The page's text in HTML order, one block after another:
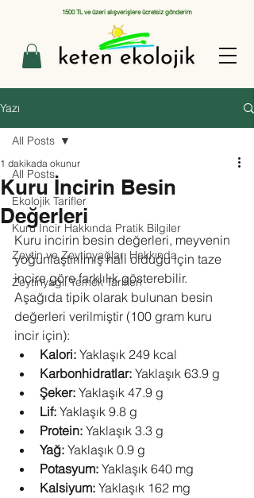
1500 TL ve üzeri alışverişlere ücretsiz gönderim
Yazı
All Posts
Ekolojik Tarifler
Kuru İncir Hakkında Pratik Bilgiler
Zeytin ve Zeytinyağları Hakkında
Zeytinyağlı Yemek Tarifleri
All Posts
Kuru İncirin Besin
Değerleri
1 dakikada okunur
Kuru incirin besin değerleri, meyvenin
yoğunlaştırılmış hali olduğu için taze
incire göre farklılık gösterebilir.
Aşağıda tipik olarak bulunan besin
değerleri verilmiştir (100 gram kuru
incir için):
Kalori: Yaklaşık 249 kcal
Karbonhidratlar: Yaklaşık 63.9 g
Şeker: Yaklaşık 47.9 g
Lif: Yaklaşık 9.8 g
Protein: Yaklaşık 3.3 g
Yağ: Yaklaşık 0.9 g
Potasyum: Yaklaşık 640 mg
Kalsiyum: Yaklaşık 162 mg